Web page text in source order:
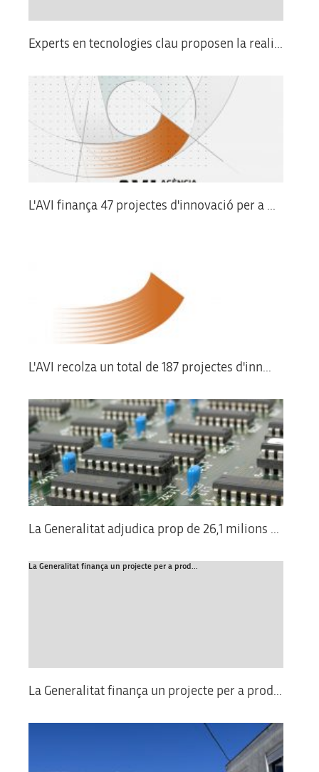
Experts en tecnologies clau proposen la reali...
L'AVI finança 47 projectes d'innovació per a ...
L'AVI recolza un total de 187 projectes d'inn...
La Generalitat adjudica prop de 26,1 milions ...
La Generalitat finança un projecte per a prod...
La Generalitat finança un projecte per a prod...